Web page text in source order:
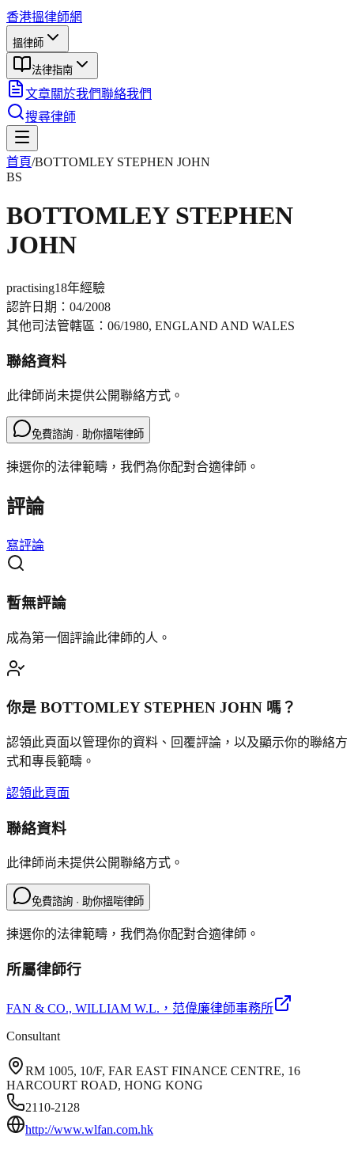
香港搵律師網
搵律師
法律指南
文章關於我們聯絡我們
搜尋律師
首頁/BOTTOMLEY STEPHEN JOHN
BS
BOTTOMLEY STEPHEN
JOHN
practising18年經驗
認許日期： 04/2008
其他司法管轄區： 06/1980, ENGLAND AND WALES
聯絡資料
此律師尚未提供公開聯絡方式。
免費諮詢 · 助你搵啱律師
揀選你的法律範疇，我們為你配對合適律師。
評論
寫評論
暫無評論
成為第一個評論此律師的人。
你是 BOTTOMLEY STEPHEN JOHN 嗎？
認領此頁面以管理你的資料、回覆評論，以及顯示你的聯絡方
式和專長範疇。
認領此頁面
聯絡資料
此律師尚未提供公開聯絡方式。
免費諮詢 · 助你搵啱律師
揀選你的法律範疇，我們為你配對合適律師。
所屬律師行
FAN & CO., WILLIAM W.L. ，范偉廉律師事務所
Consultant
RM 1005, 10/F, FAR EAST FINANCE CENTRE, 16
HARCOURT ROAD, HONG KONG
2110-2128
http://www.wlfan.com.hk